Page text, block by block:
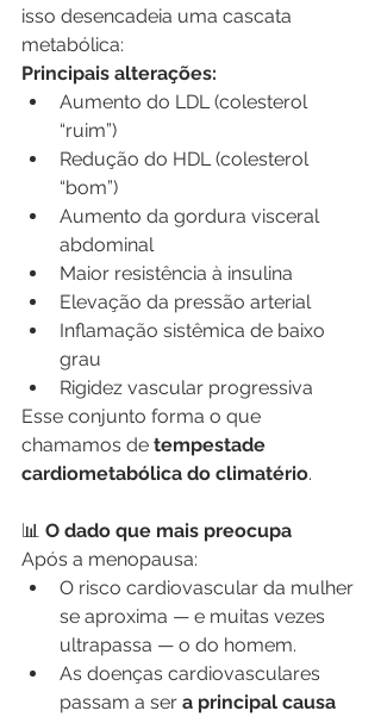
isso desencadeia uma cascata
metabólica:
Principais alterações:
Aumento do LDL (colesterol
“ruim”)
Redução do HDL (colesterol
“bom”)
Aumento da gordura visceral
abdominal
Maior resistência à insulina
Elevação da pressão arterial
Inflamação sistêmica de baixo
grau
Rigidez vascular progressiva
Esse conjunto forma o que
chamamos de tempestade
cardiometabólica do climatério.
📊 O dado que mais preocupa
Após a menopausa:
O risco cardiovascular da mulher
se aproxima — e muitas vezes
ultrapassa — o do homem.
As doenças cardiovasculares
passam a ser a principal causa